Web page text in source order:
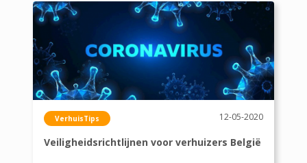
VerhuisTips 12-05-2020
Veiligheidsrichtlijnen voor verhuizers België